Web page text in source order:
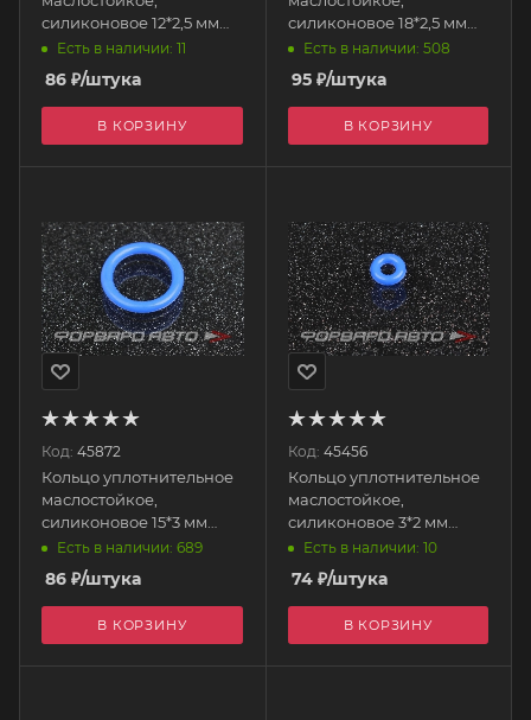
силиконовое 12*2,5 мм
AUTOBAHN88
Есть в наличии: 11
86 ₽/штука
В КОРЗИНУ
силиконовое 18*2,5 мм
AUTOBAHN88
Есть в наличии: 508
95₽/штука
В КОРЗИНУ
Код: 45872
Кольцо уплотнительное
маслостойкое,
силиконовое 15*3 мм
AUTOBAHN88
Есть в наличии: 689
86 ₽/штука
В КОРЗИНУ
Код: 45456
Кольцо уплотнительное
маслостойкое,
силиконовое 3*2 мм
AUTOBAHN88
Есть в наличии: 10
74₽/штука
В КОРЗИНУ